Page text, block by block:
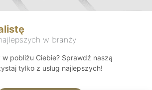
w branży
pobliżu Ciebie? Sprawdź naszą
tylko z usług najlepszych!